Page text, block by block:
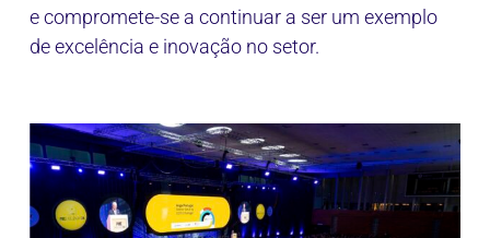
e compromete-se a continuar a ser um exemplo
de excelência e inovação no setor.